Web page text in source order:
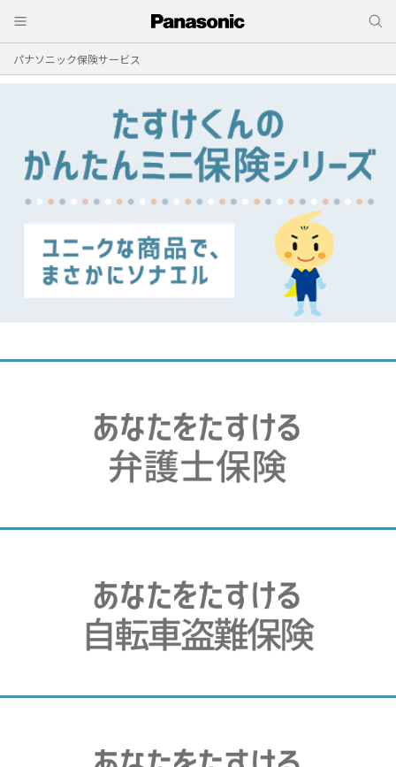
パナソニック保険サービス